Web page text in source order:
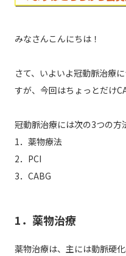
みなさんこんにちは！
さて、いよいよ冠動脈治療
すが、今回はちょっとだけ
冠動脈治療には次の3つの方
1．薬物療法
2．PCI
3．CABG
1．薬物治療
薬物治療は、主には動脈硬